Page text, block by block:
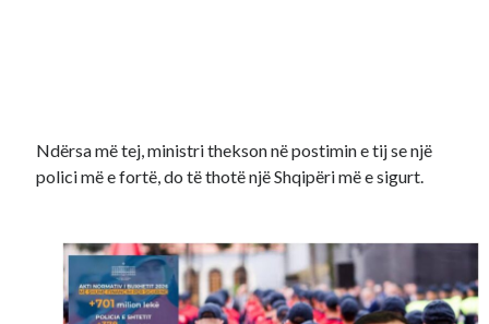
Ndërsa më tej, ministri thekson në postimin e tij se një
polici më e fortë, do të thotë një Shqipëri më e sigurt.